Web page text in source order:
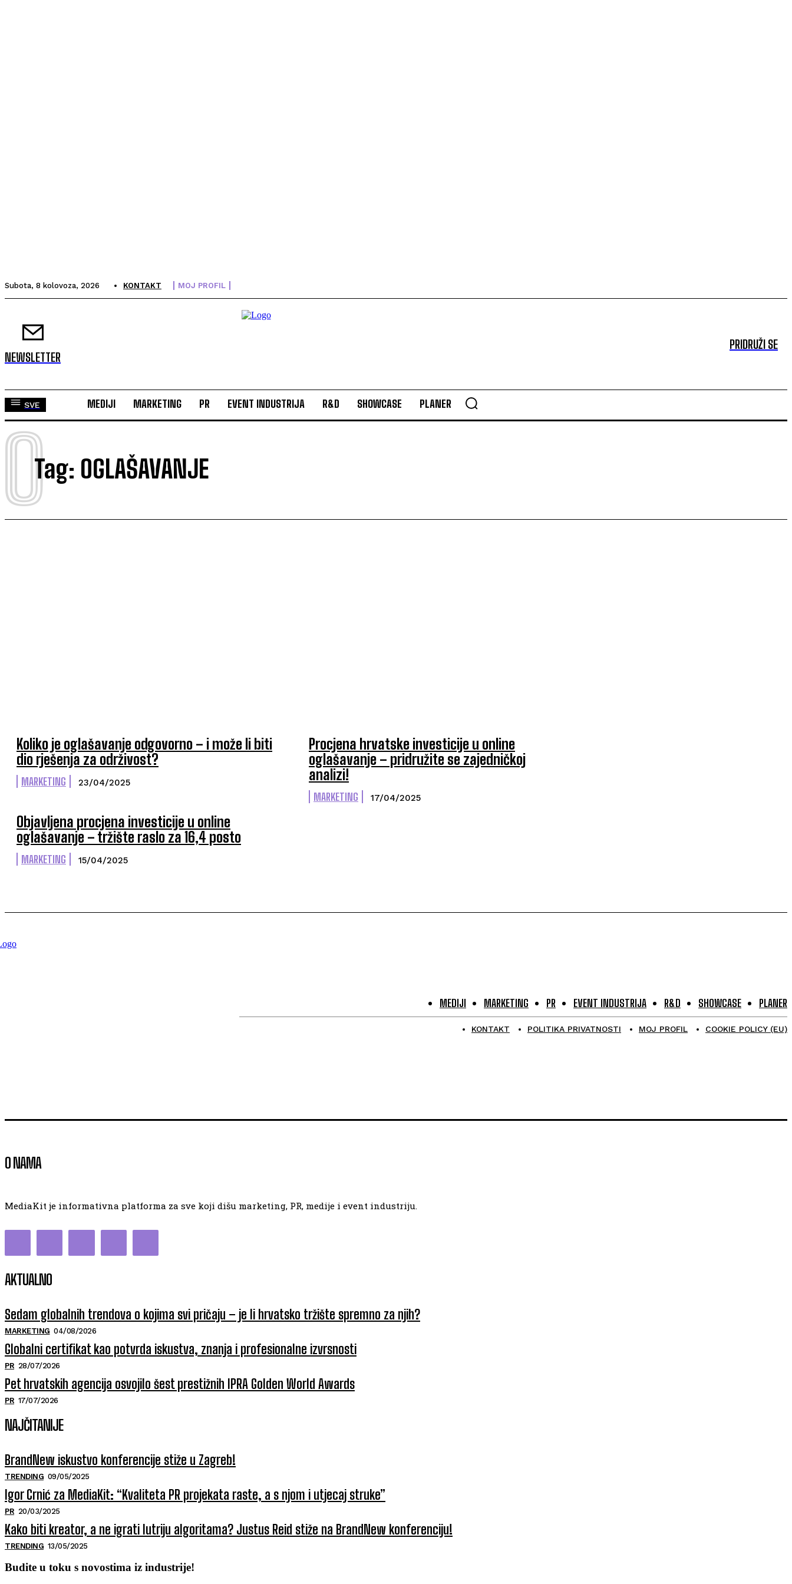
Subota, 8 kolovoza, 2026 KONTAKT MOJ PROFIL
NEWSLETTER
PRIDRUŽI SE
SVE MEDIJI MARKETING PR EVENT INDUSTRIJA R&D SHOWCASE PLANER
Tag: OGLAŠAVANJE
O
Koliko je oglašavanje odgovorno – i može li biti
dio rješenja za održivost?
MARKETING 23/04/2025
Procjena hrvatske investicije u online
oglašavanje – pridružite se zajedničkoj
analizi!
MARKETING 17/04/2025
Objavljena procjena investicije u online
oglašavanje – tržište raslo za 16,4 posto
MARKETING 15/04/2025
MEDIJI MARKETING PR EVENT INDUSTRIJA R&D SHOWCASE PLANER
KONTAKT POLITIKA PRIVATNOSTI MOJ PROFIL COOKIE POLICY (EU)
O NAMA
MediaKit je informativna platforma za sve koji dišu marketing, PR, medije i event industriju.
AKTUALNO
Sedam globalnih trendova o kojima svi pričaju – je li hrvatsko tržište spremno za njih?
MARKETING 04/08/2026
Globalni certifikat kao potvrda iskustva, znanja i profesionalne izvrsnosti
PR 28/07/2026
Pet hrvatskih agencija osvojilo šest prestižnih IPRA Golden World Awards
PR 17/07/2026
NAJČITANIJE
BrandNew iskustvo konferencije stiže u Zagreb!
TRENDING 09/05/2025
Igor Crnić za MediaKit: “Kvaliteta PR projekata raste, a s njom i utjecaj struke”
PR 20/03/2025
Kako biti kreator, a ne igrati lutriju algoritama? Justus Reid stiže na BrandNew konferenciju!
TRENDING 13/05/2025
Budite u toku s novostima iz industrije!